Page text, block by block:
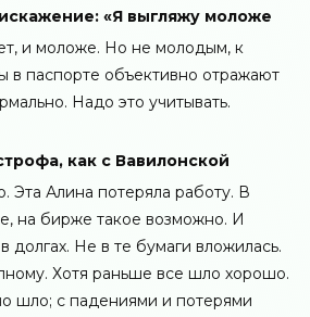
«Я выгляжу моложе
и моложе. Но не молодым, к
паспорте объективно отражают
Надо это учитывать.
как с Вавилонской
Эта Алина потеряла работу. В
на бирже такое возможно. И
долгах. Не в те бумаги вложилась.
Хотя раньше все шло хорошо.
шло; с падениями и потерями